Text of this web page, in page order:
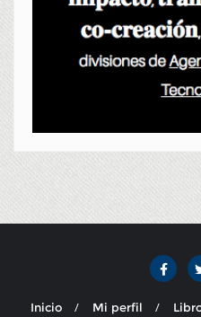
Inicio Mi perfil